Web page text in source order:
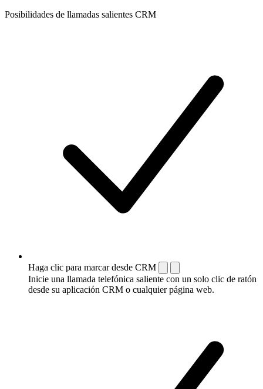
Posibilidades de llamadas salientes CRM
Haga clic para marcar desde CRM
Inicie una llamada telefónica saliente con un solo clic de ratón
desde su aplicación CRM o cualquier página web.